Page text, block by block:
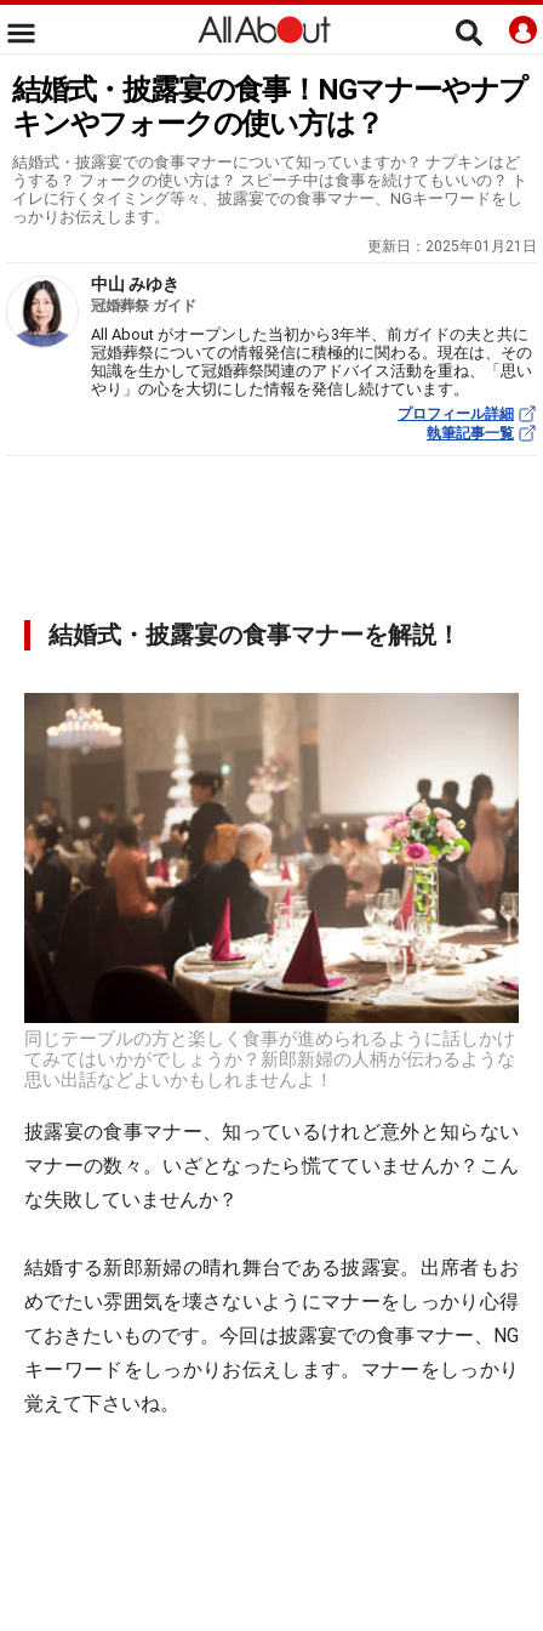
結婚式・披露宴の食事！NGマナーやナプ
キンやフォークの使い方は？
結婚式・披露宴での食事マナーについて知っていますか？ ナプキンはど
うする？ フォークの使い方は？ スピーチ中は食事を続けてもいいの？ ト
イレに行くタイミング等々、披露宴での食事マナー、NGキーワードをし
っかりお伝えします。
更新日： 2025年01月21日
中山 みゆき
冠婚葬祭 ガイド
All About がオープンした当初から3年半、前ガイドの夫と共に
冠婚葬祭についての情報発信に積極的に関わる。現在は、その
知識を生かして冠婚葬祭関連のアドバイス活動を重ね、「思い
やり」の心を大切にした情報を発信し続けています。
プロフィール詳細
執筆記事一覧
結婚式・披露宴の食事マナーを解説！
同じテーブルの方と楽しく食事が進められるように話しかけ
てみてはいかがでしょうか？新郎新婦の人柄が伝わるような
思い出話などよいかもしれませんよ！
披露宴の食事マナー、知っているけれど意外と知らない
マナーの数々。いざとなったら慌てていませんか？こん
な失敗していませんか？
結婚する新郎新婦の晴れ舞台である披露宴。出席者もお
めでたい雰囲気を壊さないようにマナーをしっかり心得
ておきたいものです。今回は披露宴での食事マナー、NG
キーワードをしっかりお伝えします。マナーをしっかり
覚えて下さいね。